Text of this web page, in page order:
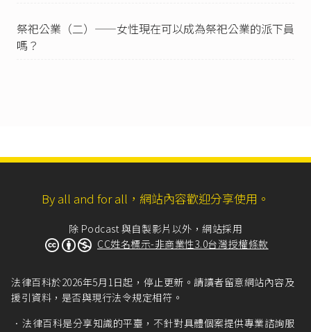
祭祀公業條例第3條第2款：「本條例用詞定義如
之構成員，所謂派下權，即係該構成員居於派下
權之性質外，尚具有家族團體之色彩，故無就祭
祀公業之某一部分財產具有派下權之可言。」
最高法院72年度台上字第3201號民事判決：「台
灣地區祭祀公業之所謂派下權，雖非僅係身分
權，並為財產權之一種。且公業財產又屬於派下
人，均為派下，各有其派下權，僅其由繼承而取
得者，或因房份關係，或因同時繼承者有數人，
祭祀公業（二）——女性現在可以成為祭祀公業的派下員
嗎？
By all and for all，網站內容歡迎分享使用。
除 Podcast 與自製影片以外，網站採用
CC姓名標示-非商業性3.0台灣授權條款
法律百科於2026年5月1日起，停止更新。請讀者留意網站內容及
援引資料，是否與現行法令規定相符。
法律百科是分享知識的平臺，不針對具體個案提供專業諮詢服